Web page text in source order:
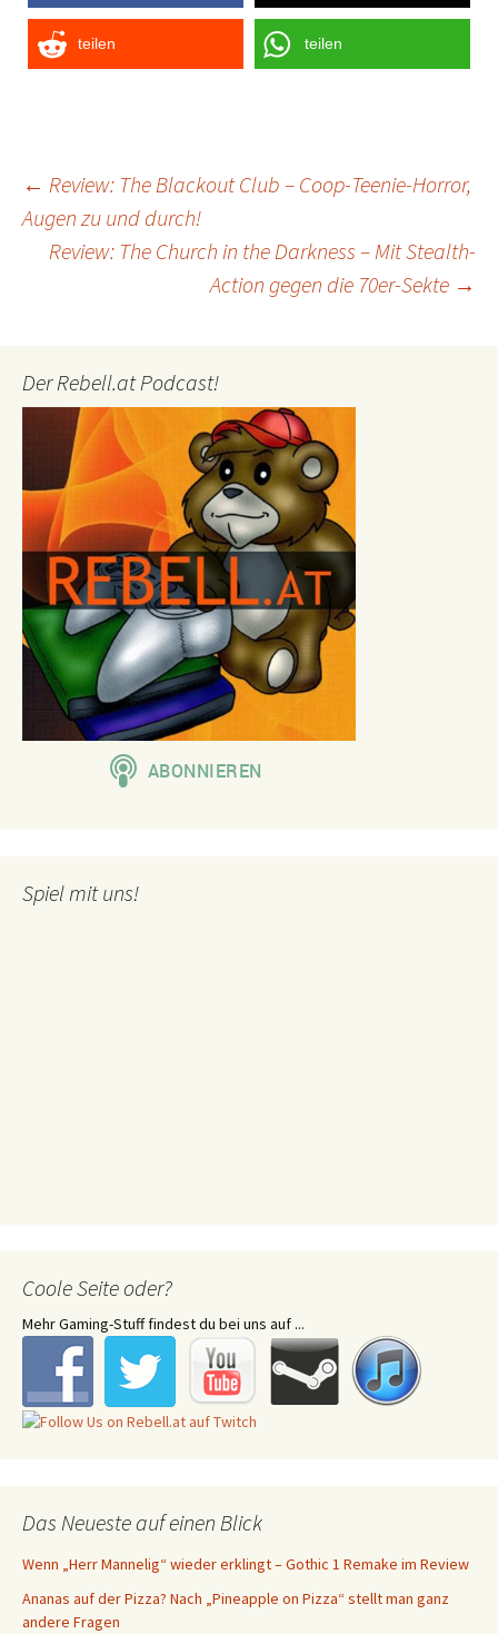
teilen teilen
Post
navigation
← Review: The Blackout Club – Coop-Teenie-Horror,
Augen zu und durch!
Review: The Church in the Darkness – Mit Stealth-
Action gegen die 70er-Sekte →
Der Rebell.at Podcast!
Spiel mit uns!
Coole Seite oder?
Mehr Gaming-Stuff findest du bei uns auf ...
Das Neueste auf einen Blick
Wenn „Herr Mannelig“ wieder erklingt – Gothic 1 Remake im Review
Ananas auf der Pizza? Nach „Pineapple on Pizza“ stellt man ganz
andere Fragen